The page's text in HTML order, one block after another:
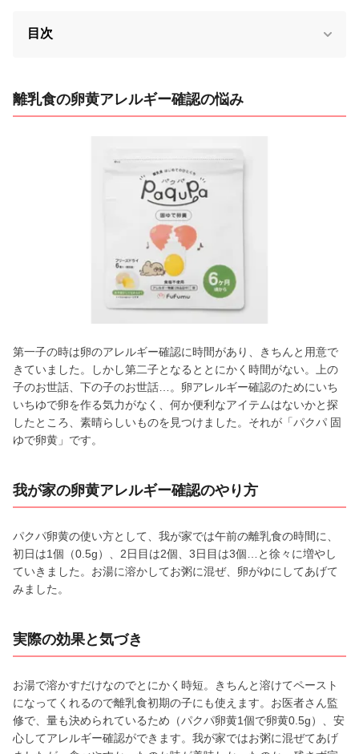
目次
離乳食の卵黄アレルギー確認の悩み
第一子の時は卵のアレルギー確認に時間があり、きちんと用意で
きていました。しかし第二子となるととにかく時間がない。上の
子のお世話、下の子のお世話…。卵アレルギー確認のためにいち
いちゆで卵を作る気力がなく、何か便利なアイテムはないかと探
したところ、素晴らしいものを見つけました。それが「パクパ 固
ゆで卵黄」です。
我が家の卵黄アレルギー確認のやり方
パクパ卵黄の使い方として、我が家では午前の離乳食の時間に、
初日は1個（0.5g）、2日目は2個、3日目は3個…と徐々に増やし
ていきました。お湯に溶かしてお粥に混ぜ、卵がゆにしてあげて
みました。
実際の効果と気づき
お湯で溶かすだけなのでとにかく時短。きちんと溶けてペースト
になってくれるので離乳食初期の子にも使えます。お医者さん監
修で、量も決められているため（パクパ卵黄1個で卵黄0.5g）、安
心してアレルギー確認ができます。我が家ではお粥に混ぜてあげ